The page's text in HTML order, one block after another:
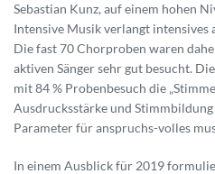
Sebastian Kunz, auf einem hohen
Intensive Musik verlangt intensives
Die fast 70 Chorproben waren
aktiven Sänger sehr gut besucht.
mit 84 % Probenbesuch die
Ausdrucksstärke und
Parameter für anspruchs-volles
In einem Ausblick für 2019